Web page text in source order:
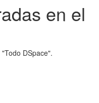
en el
DSpace".